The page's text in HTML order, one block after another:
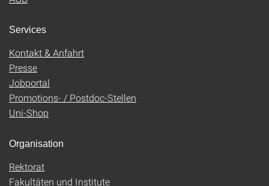
Services
Kontakt & Anfahrt
Presse
Jobportal
Promotions- / Postdoc-Stellen
Uni-Shop
Organisation
Rektorat
Fakultäten und Institute